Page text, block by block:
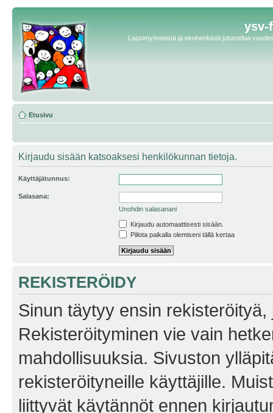
ysv-
Lapsimyönteistä ja ekohenkistä jutustelua
Etusivu
Kirjaudu sisään katsoaksesi henkilökunnan tietoja.
Käyttäjätunnus:
Salasana:
Unohdin salasanani
Kirjaudu automaattisesti sisään.
Piilota paikalla olemiseni tällä kertaa
REKISTERÖIDY
Sinun täytyy ensin
Rekisteröityminen vie vain
mahdollisuuksia. Sivuston
rekisteröityneille käyttäjille.
liittyvät käytännöt ennen